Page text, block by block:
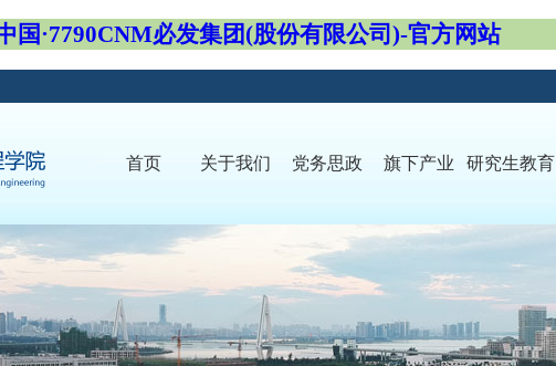
国·7790CNM必发集团(股份有限公司)-官方网站
首页 关于我们 党务思政 旗下产业 研究生教育